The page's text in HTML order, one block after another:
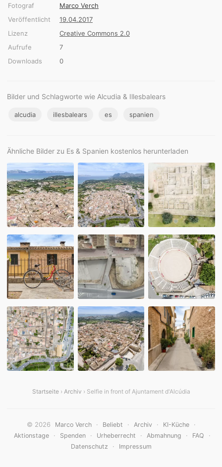
Fotograf
Marco Verch
Veröffentlicht
19.04.2017
Lizenz
Creative Commons 2.0
Aufrufe
7
Downloads
0
Bilder und Schlagworte wie Alcudia & Illesbalears
alcudia illesbalears es spanien
Ähnliche Bilder zu Es & Spanien kostenlos herunterladen
Startseite› Archiv › Selfie in front of Ajuntament d'Alcúdia
© 2026 Marco Verch · Beliebt · Archiv · KI-Küche ·
Aktionstage · Spenden · Urheberrecht · Abmahnung · FAQ ·
Datenschutz · Impressum